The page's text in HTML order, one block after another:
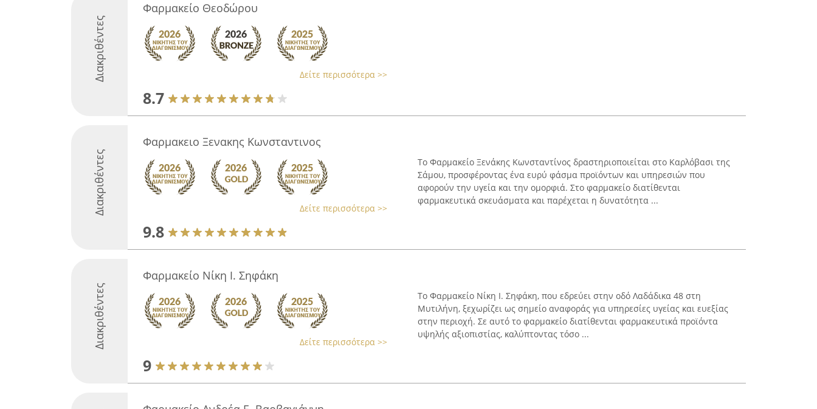
Διακριθέντες
Φαρμακείο Θεοδώρου
Δείτε περισσότερα >>
8.7
Διακριθέντες
Φαρμακειο Ξενακης Κωνσταντινος
Δείτε περισσότερα >>
9.8
Το Φαρμακείο Ξενάκης Κωνσταντίνος δραστηριοποιείται στο Καρλόβασι της
Σάμου, προσφέροντας ένα ευρύ φάσμα προϊόντων και υπηρεσιών που
αφορούν την υγεία και την ομορφιά. Στο φαρμακείο διατίθενται
φαρμακευτικά σκευάσματα και παρέχεται η δυνατότητα ...
Διακριθέντες
Φαρμακείο Νίκη Ι. Σηφάκη
Δείτε περισσότερα >>
9
Το Φαρμακείο Νίκη Ι. Σηφάκη, που εδρεύει στην οδό Λαδάδικα 48 στη
Μυτιλήνη, ξεχωρίζει ως σημείο αναφοράς για υπηρεσίες υγείας και ευεξίας
στην περιοχή. Σε αυτό το φαρμακείο διατίθενται φαρμακευτικά προϊόντα
υψηλής αξιοπιστίας, καλύπτοντας τόσο ...